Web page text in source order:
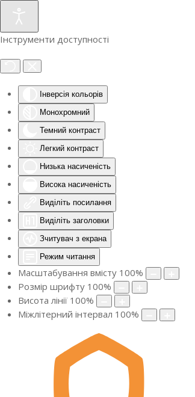
Інструменти доступності
Інверсія кольорів
Монохромний
Темний контраст
Легкий контраст
Низька насиченість
Висока насиченість
Виділіть посилання
Виділіть заголовки
Зчитувач з екрана
Режим читання
Масштабування вмісту 100%
Розмір шрифту 100%
Висота лінії 100%
Міжлітерний інтервал 100%